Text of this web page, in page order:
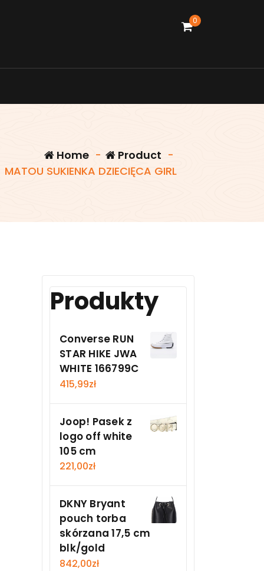
0
Home - Product -
MATOU SUKIENKA DZIECIĘCA GIRL
Produkty
Converse RUN
STAR HIKE JWA
WHITE 166799C
415,99zł
Joop! Pasek z
logo off white
105 cm
221,00zł
DKNY Bryant
pouch torba
skórzana 17,5 cm
blk/gold
842,00zł